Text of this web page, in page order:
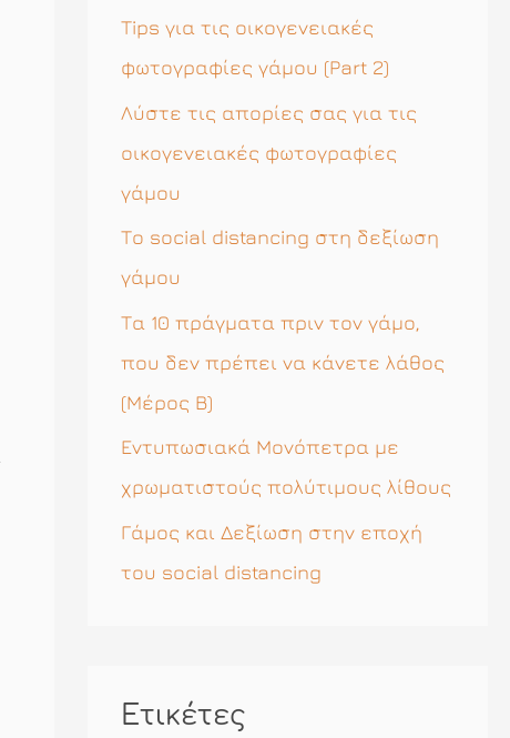
η
σ
η
γ
ι
α
Tips για τις οικογενειακές
φωτογραφίες γάμου (Part 2)
Λύστε τις απορίες σας για τις
οικογενειακές φωτογραφίες
γάμου
Το social distancing στη δεξίωση
γάμου
Τα 10 πράγματα πριν τον γάμο,
που δεν πρέπει να κάνετε λάθος
(Μέρος Β)
Εντυπωσιακά Μονόπετρα με
χρωματιστούς πολύτιμους λίθους
Γάμος και Δεξίωση στην εποχή
του social distancing
Ετικέτες